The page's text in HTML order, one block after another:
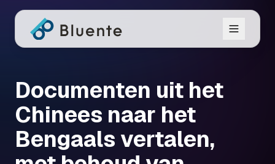
Documenten uit het
Chinees naar het
Bengaals vertalen,